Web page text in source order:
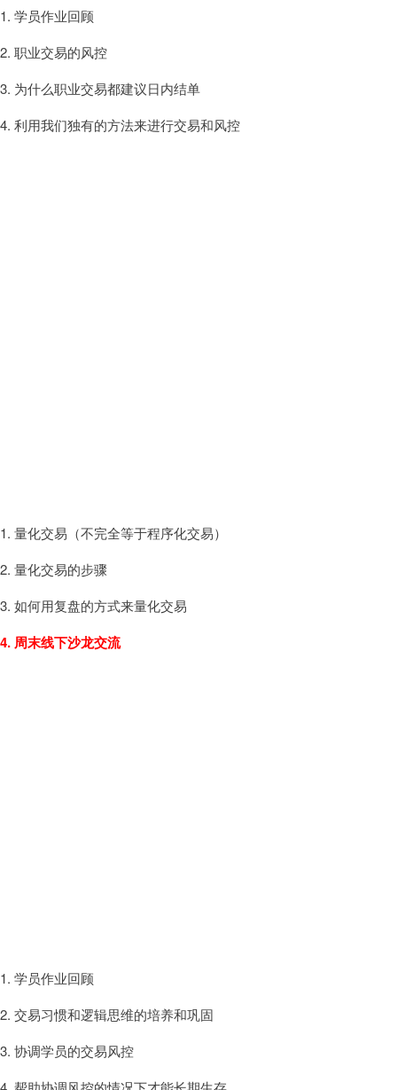
1. 学员作业回顾
2. 职业交易的风控
3. 为什么职业交易都建议日内结单
4. 利用我们独有的方法来进行交易和风控
1. 量化交易（不完全等于程序化交易）
2. 量化交易的步骤
3. 如何用复盘的方式来量化交易
4. 周末线下沙龙交流
1. 学员作业回顾
2. 交易习惯和逻辑思维的培养和巩固
3. 协调学员的交易风控